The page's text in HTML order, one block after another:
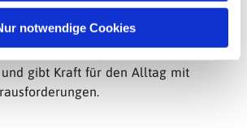
notwendige Cookies
Die elementare Erfahrung
herausgehobenen Zeit
gibt Kraft für den Alltag mit